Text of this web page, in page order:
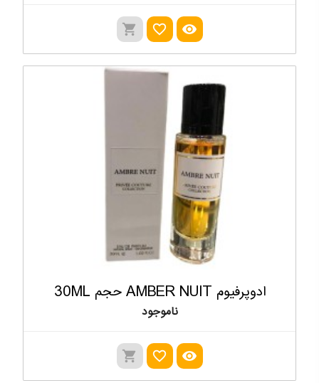
visibility
favorite_outline
shopping_cart
ادوپرفیوم AMBER NUIT حجم 30ML
ناموجود
visibility
favorite_outline
shopping_cart